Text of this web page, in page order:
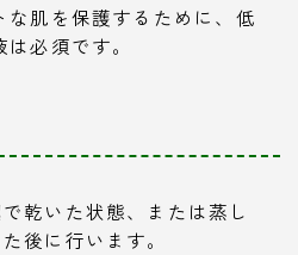
な肌を保護するために、低
必須です。
乾いた状態、または蒸し
後に行います。